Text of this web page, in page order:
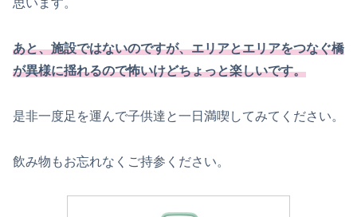
思います。
あと、施設ではないのですが、エリアとエリアをつなぐ橋
が異様に揺れるので怖いけどちょっと楽しいです。
是非一度足を運んで子供達と一日満喫してみてください。
飲み物もお忘れなくご持参ください。